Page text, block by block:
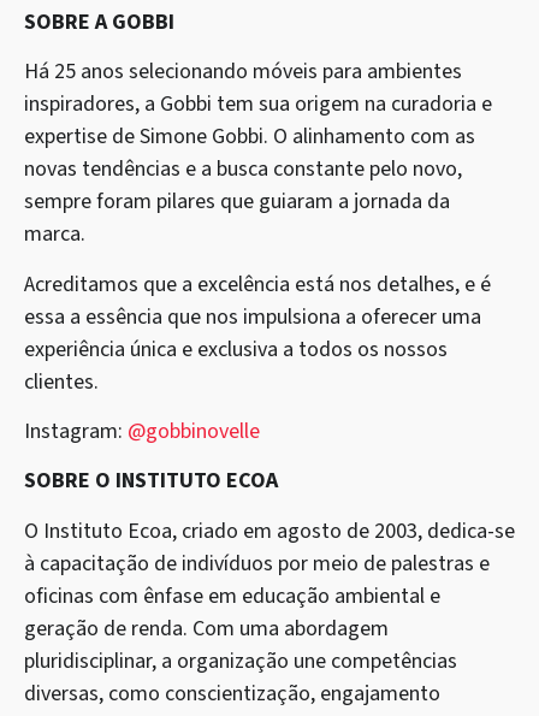
SOBRE A GOBBI
Há 25 anos selecionando móveis para ambientes
inspiradores, a Gobbi tem sua origem na curadoria e
expertise de Simone Gobbi. O alinhamento com as
novas tendências e a busca constante pelo novo,
sempre foram pilares que guiaram a jornada da
marca.
Acreditamos que a excelência está nos detalhes, e é
essa a essência que nos impulsiona a oferecer uma
experiência única e exclusiva a todos os nossos
clientes.
Instagram: @gobbinovelle
SOBRE O INSTITUTO ECOA
O Instituto Ecoa, criado em agosto de 2003, dedica-se
à capacitação de indivíduos por meio de palestras e
oficinas com ênfase em educação ambiental e
geração de renda. Com uma abordagem
pluridisciplinar, a organização une competências
diversas, como conscientização, engajamento